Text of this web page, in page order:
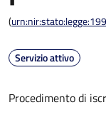
(
Servizio attivo
Procedimento di